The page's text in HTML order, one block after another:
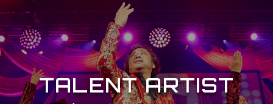
TALENT ARTIST